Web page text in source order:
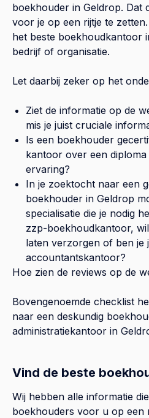
boekhouder in Geldrop. Dat
voor je op een rijtje te
het beste boekhoudkantoor
bedrijf of organisatie.
Let daarbij zeker op het
Ziet de informatie op de
mis je juist cruciale
Is een boekhouder
kantoor over een
ervaring?
In je zoektocht naar een
boekhouder in Geldrop
specialisatie die je nodig
zzp-boekhoudkantoor,
laten verzorgen of ben je
accountantskantoor?
Hoe zien de reviews op de
Bovengenoemde checklist
naar een deskundig
administratiekantoor in
Vind de beste
Wij hebben alle informatie
boekhouders voor u op een